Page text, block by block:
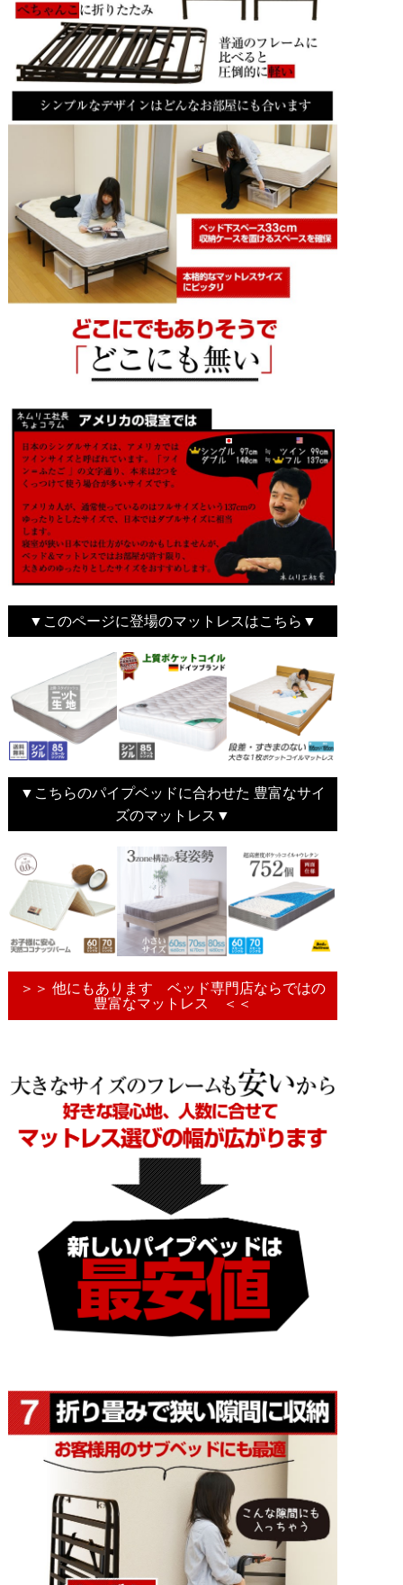
▼このページに登場のマットレスはこちら▼
▼こちらのパイプベッドに合わせた 豊富なサイ
ズのマットレス▼
＞＞ 他にもあります ベッド専門店ならではの
豊富なマットレス ＜＜